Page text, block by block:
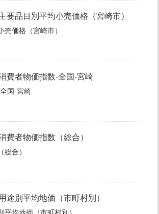
要品目別平均小売価格（宮崎市）
価格（宮崎市）
費者物価指数-全国-宮崎
国-宮崎
費者物価指数（総合）
合）
途別平均地価（市町村別）